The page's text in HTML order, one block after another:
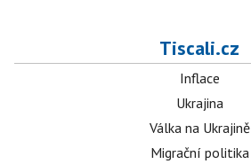
Tiscali.cz
Inflace
Ukrajina
Válka na Ukrajině
Migrační politika